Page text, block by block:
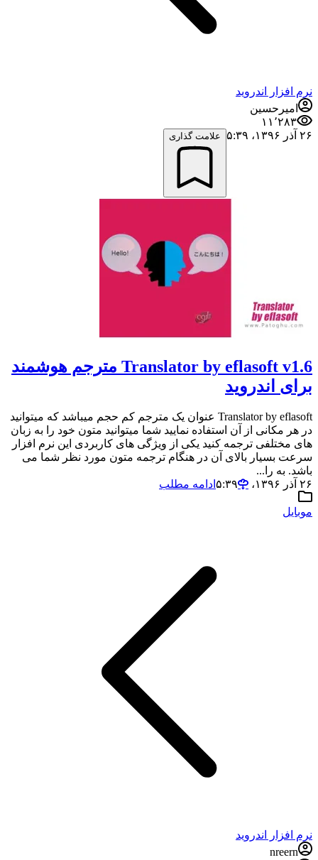
نرم افزار اندروید
امیرحسین
۱۱٬۲۸۳
۲۶ آذر ۱۳۹۶،‏ ۵:۳۹
علامت گذاری
Translator by eflasoft v1.6 مترجم هوشمند
برای اندروید
Translator by eflasoft عنوان یک مترجم کم حجم میباشد که میتوانید
در هر مکانی از آن استفاده نمایید شما میتوانید متون خود را به زبان
های مختلفی ترجمه کنید یکی از ویژگی های کاربردی این نرم افزار
سرعت بسیار بالای آن در هنگام ترجمه متون مورد نظر شما می
باشد. به را...
۲۶ آذر ۱۳۹۶،‏ ۵:۳۹
ادامه مطلب
موبایل
نرم افزار اندروید
nreern